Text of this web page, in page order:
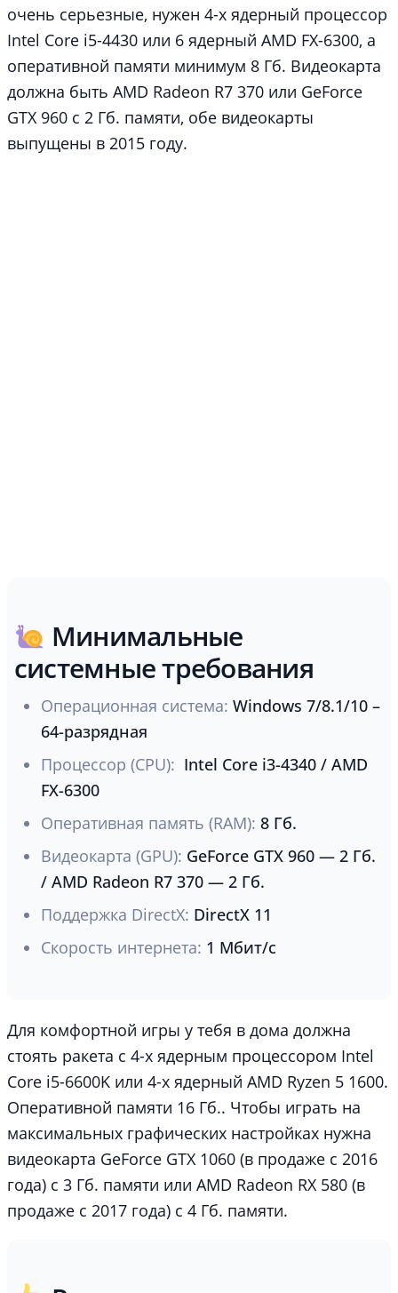
очень серьезные, нужен 4-х ядерный процессор
Intel Core i5-4430 или 6 ядерный AMD FX-6300, а
оперативной памяти минимум 8 Гб. Видеокарта
должна быть AMD Radeon R7 370 или GeForce
GTX 960 с 2 Гб. памяти, обе видеокарты
выпущены в 2015 году.
Минимальные
системные требования
Операционная система: Windows 7/8.1/10 –
64-разрядная
Процессор (CPU): Intel Core i3-4340 / AMD
FX-6300
Оперативная память (RAM): 8 Гб.
Видеокарта (GPU): GeForce GTX 960 — 2 Гб.
/ AMD Radeon R7 370 — 2 Гб.
Поддержка DirectX: DirectX 11
Скорость интернета: 1 Мбит/с
Для комфортной игры у тебя в дома должна
стоять ракета с 4-х ядерным процессором Intel
Core i5-6600K или 4-х ядерный AMD Ryzen 5 1600.
Оперативной памяти 16 Гб.. Чтобы играть на
максимальных графических настройках нужна
видеокарта GeForce GTX 1060 (в продаже с 2016
года) с 3 Гб. памяти или AMD Radeon RX 580 (в
продаже с 2017 года) с 4 Гб. памяти.